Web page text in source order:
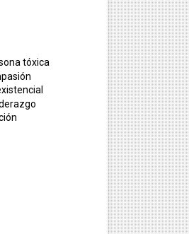
tóxica